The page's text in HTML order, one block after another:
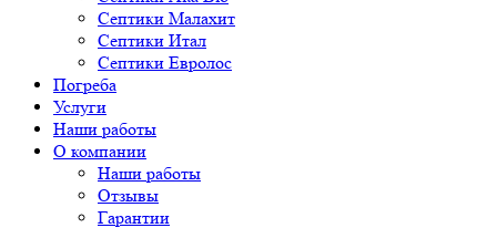
Септики Малахит
Септики Итал
Септики Евролос
Погреба
Услуги
Наши работы
О компании
Наши работы
Отзывы
Гарантии